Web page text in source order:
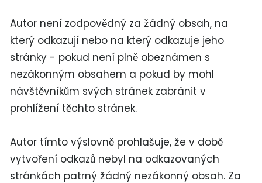
Autor není zodpovědný za žádný obsah, na
který odkazují nebo na který odkazuje jeho
stránky - pokud není plně obeznámen s
nezákonným obsahem a pokud by mohl
návštěvníkům svých stránek zabránit v
prohlížení těchto stránek.
Autor tímto výslovně prohlašuje, že v době
vytvoření odkazů nebyl na odkazovaných
stránkách patrný žádný nezákonný obsah. Za